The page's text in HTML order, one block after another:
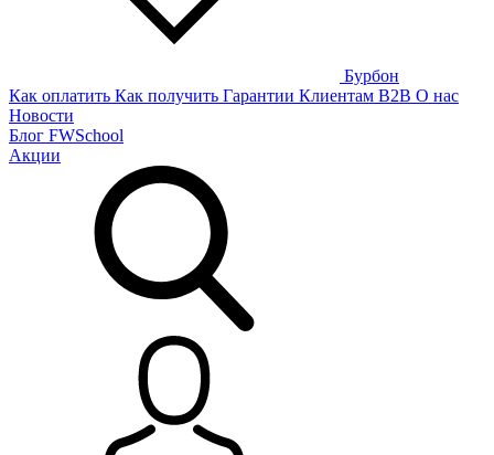
Бурбон
Как оплатить Как получить Гарантии Клиентам B2B О нас
Новости
Блог FWSchool
Акции